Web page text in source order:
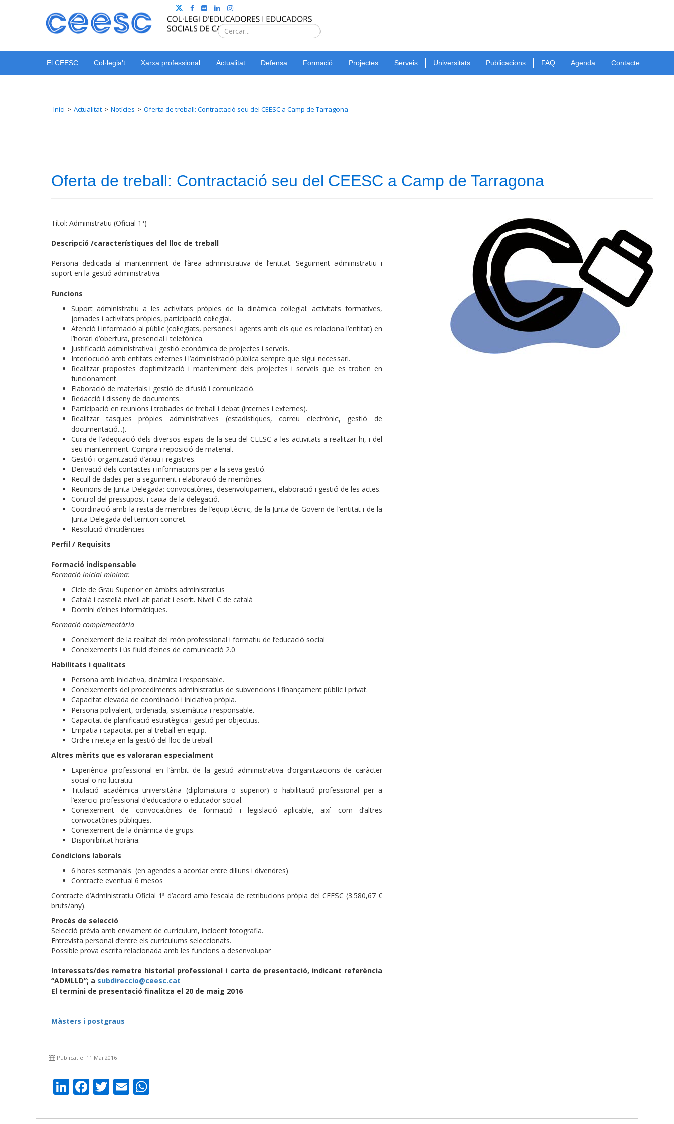
Type 2 or
for
results.
Cerca
El CEESC Col·legia't Xarxa professional Actualitat Defensa Formació Projectes Serveis Universitats Publicacions FAQ Agenda Contacte
Inici Actualitat Notícies Oferta de treball: Contractació seu del CEESC a Camp de Tarragona
Oferta de treball: Contractació seu del CEESC a Camp de Tarragona
Títol: Administratiu (Oficial 1ª)
Descripció /característiques del lloc de treball
Persona dedicada al manteniment de l’àrea administrativa de l’entitat. Seguiment administratiu i
suport en la gestió administrativa.
Funcions
Suport administratiu a les activitats pròpies de la dinàmica col·legial: activitats formatives,
jornades i activitats pròpies, participació col·legial.
Atenció i informació al públic (col·legiats, persones i agents amb els que es relaciona l’entitat) en
l’horari d’obertura, presencial i telefònica.
Justificació administrativa i gestió econòmica de projectes i serveis.
Interlocució amb entitats externes i l’administració pública sempre que sigui necessari.
Realitzar propostes d’optimització i manteniment dels projectes i serveis que es troben en
funcionament.
Elaboració de materials i gestió de difusió i comunicació.
Redacció i disseny de documents.
Participació en reunions i trobades de treball i debat (internes i externes).
Realitzar tasques pròpies administratives (estadístiques, correu electrònic, gestió de
documentació...).
Cura de l’adequació dels diversos espais de la seu del CEESC a les activitats a realitzar-hi, i del
seu manteniment. Compra i reposició de material.
Gestió i organització d’arxiu i registres.
Derivació dels contactes i informacions per a la seva gestió.
Recull de dades per a seguiment i elaboració de memòries.
Reunions de Junta Delegada: convocatòries, desenvolupament, elaboració i gestió de les actes.
Control del pressupost i caixa de la delegació.
Coordinació amb la resta de membres de l’equip tècnic, de la Junta de Govern de l’entitat i de la
Junta Delegada del territori concret.
Resolució d’incidències
Perfil / Requisits
Formació indispensable
Formació inicial mínima:
Cicle de Grau Superior en àmbits administratius
Català i castellà nivell alt parlat i escrit. Nivell C de català
Domini d’eines informàtiques.
Formació complementària
Coneixement de la realitat del món professional i formatiu de l’educació social
Coneixements i ús fluid d’eines de comunicació 2.0
Habilitats i qualitats
Persona amb iniciativa, dinàmica i responsable.
Coneixements del procediments administratius de subvencions i finançament públic i privat.
Capacitat elevada de coordinació i iniciativa pròpia.
Persona polivalent, ordenada, sistemàtica i responsable.
Capacitat de planificació estratègica i gestió per objectius.
Empatia i capacitat per al treball en equip.
Ordre i neteja en la gestió del lloc de treball.
Altres mèrits que es valoraran especialment
Experiència professional en l’àmbit de la gestió administrativa d’organitzacions de caràcter
social o no lucratiu.
Titulació acadèmica universitària (diplomatura o superior) o habilitació professional per a
l’exercici professional d’educadora o educador social.
Coneixement de convocatòries de formació i legislació aplicable, així com d’altres
convocatòries públiques.
Coneixement de la dinàmica de grups.
Disponibilitat horària.
Condicions laborals
6 hores setmanals (en agendes a acordar entre dilluns i divendres)
Contracte eventual 6 mesos
Contracte d’Administratiu Oficial 1ª d’acord amb l’escala de retribucions pròpia del CEESC (3.580,67 €
bruts/any).
Procés de selecció
Selecció prèvia amb enviament de currículum, incloent fotografia.
Entrevista personal d’entre els currículums seleccionats.
Possible prova escrita relacionada amb les funcions a desenvolupar
Interessats/des remetre historial professional i carta de presentació, indicant referència
“ADMLLD”; a subdireccio@ceesc.cat
El termini de presentació finalitza el 20 de maig 2016
Màsters i postgraus
Publicat el 11 Mai 2016
LinkedIn
Facebook
Twitter
Email